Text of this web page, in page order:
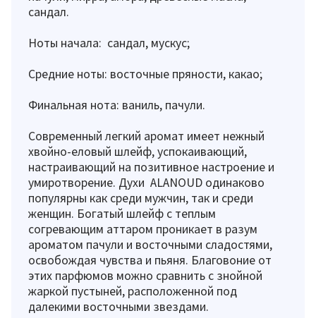
сандал.
Ноты начала: сандал, мускус;
Средние ноты: восточные пряности, какао;
Финальная нота: ваниль, пачули.
Современный легкий аромат имеет нежный
хвойно-еловый шлейф, успокаивающий,
настраивающий на позитивное настроение и
умиротворение. Духи ALANOUD одинаково
популярны как среди мужчин, так и среди
женщин. Богатый шлейф с теплым
согревающим аттаром проникает в разум
ароматом пачули и восточными сладостями,
освобождая чувства и пьяня. Благовоние от
этих парфюмов можно сравнить с знойной
жаркой пустыней, расположенной под
далекими восточными звездами.